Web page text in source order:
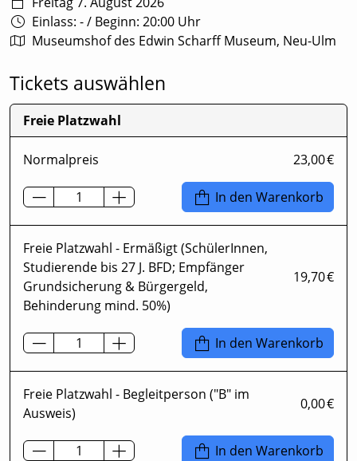
Einlass: -/ Beginn: 20:00 Uhr
Museumshof des Edwin Scharff Museum, Neu-Ulm
Tickets auswählen
Freie Platzwahl
Normalpreis 23,00 €
In den Warenkorb
Freie Platzwahl - Ermäßigt (SchülerInnen,
Studierende bis 27 J. BFD; Empfänger
Grundsicherung & Bürgergeld,
Behinderung mind. 50%)
19,70 €
In den Warenkorb
Freie Platzwahl - Begleitperson ("B" im
Ausweis)
0,00 €
In den Warenkorb